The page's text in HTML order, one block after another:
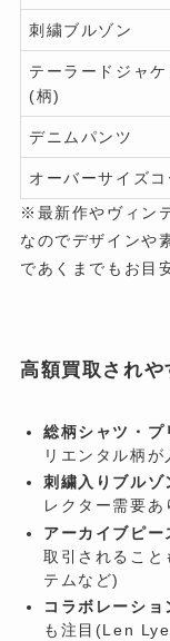
刺繍ブルゾン
テーラードジャケ
(柄)
デニムパンツ
オーバーサイズコ
※最新作やヴィン
なのでデザインや
であくまでもお目
高額買取されや
総柄シャツ・プ
リエンタル柄が
刺繍入りブルゾ
レクター需要あ
アーカイブピー
取引されること
テムなど)
コラボレーショ
も注目(Len